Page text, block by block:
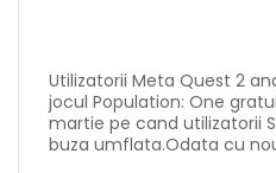
Utilizatorii Meta Quest 2
jocul Population: One
martie pe cand utilizatorii
buza umflata.Odata cu